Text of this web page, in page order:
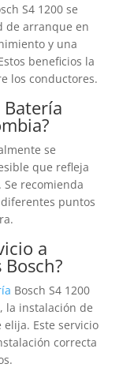
S4 1200 se
de arranque en
y una
beneficios la
los conductores.
Batería
se
que refleja
recomienda
puntos
a
Bosch?
Bosch S4 1200
la instalación de
Este servicio
correcta